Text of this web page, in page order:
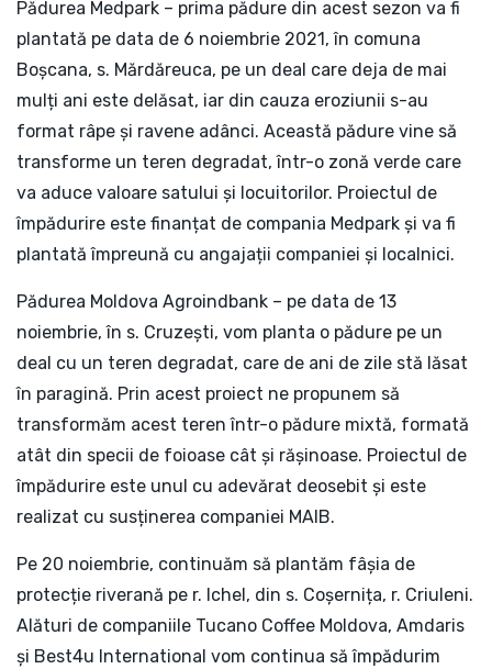
Pădurea Medpark – prima pădure din acest sezon va fi
plantată pe data de 6 noiembrie 2021, în comuna
Boșcana, s. Mărdăreuca, pe un deal care deja de mai
mulți ani este delăsat, iar din cauza eroziunii s-au
format râpe și ravene adânci. Această pădure vine să
transforme un teren degradat, într-o zonă verde care
va aduce valoare satului și locuitorilor. Proiectul de
împădurire este finanțat de compania Medpark și va fi
plantată împreună cu angajații companiei și localnici.
Pădurea Moldova Agroindbank – pe data de 13
noiembrie, în s. Cruzești, vom planta o pădure pe un
deal cu un teren degradat, care de ani de zile stă lăsat
în paragină. Prin acest proiect ne propunem să
transformăm acest teren într-o pădure mixtă, formată
atât din specii de foioase cât și rășinoase. Proiectul de
împădurire este unul cu adevărat deosebit și este
realizat cu susținerea companiei MAIB.
Pe 20 noiembrie, continuăm să plantăm fâșia de
protecție riverană pe r. Ichel, din s. Coșernița, r. Criuleni.
Alături de companiile Tucano Coffee Moldova, Amdaris
și Best4u International vom continua să împădurim